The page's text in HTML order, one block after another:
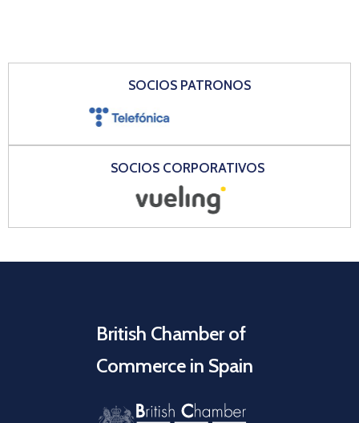
SOCIOS PATRONOS
SOCIOS CORPORATIVOS
British Chamber of
Commerce in Spain